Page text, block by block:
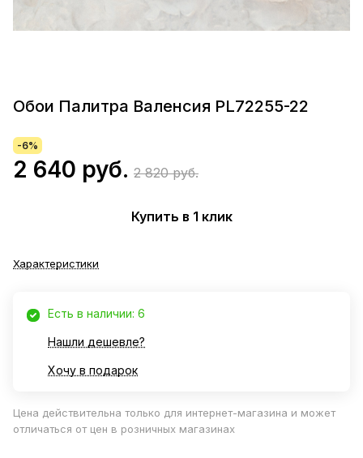
Обои Палитра Валенсия PL72255-22
-6%
2 640 руб. 2 820 руб.
Купить в 1 клик
Характеристики
Есть в наличии: 6
Нашли дешевле?
Хочу в подарок
Цена действительна только для интернет-магазина и может
отличаться от цен в розничных магазинах